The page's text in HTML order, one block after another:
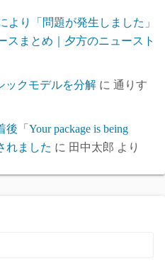
より「問題が発生しました」
スまとめ｜夕方のニュースト
ックモデルを分解 に 通りす
「Your package is being
れました に 田中太郎 より